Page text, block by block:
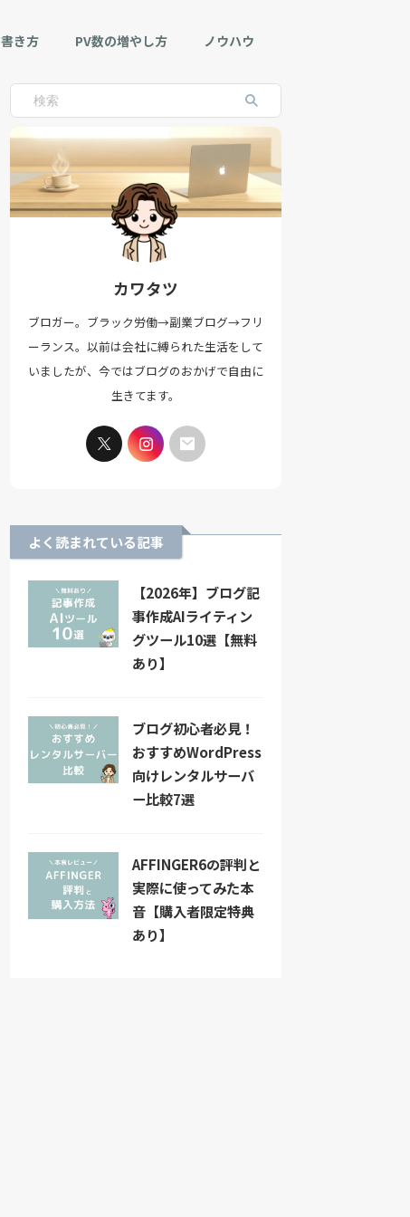
書き方 PV数の増やし方 ノウハウ
カワタツ
ブロガー。ブラック労働→副業ブログ→フリ
ーランス。以前は会社に縛られた生活をして
いましたが、今ではブログのおかげで自由に
生きてます。
よく読まれている記事
【2026年】ブログ記
事作成AIライティン
グツール10選【無料
あり】
ブログ初心者必見！
おすすめWordPress
向けレンタルサーバ
ー比較7選
AFFINGER6の評判と
実際に使ってみた本
音【購入者限定特典
あり】